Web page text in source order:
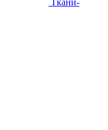
Ткани-